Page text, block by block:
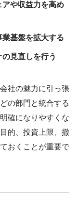
や収益力を高め
基盤を拡大する
見直しを行う
社の魅力に引っ張
の部門と統合する
確になりやすくな
的、投資上限、撤
おくことが重要で